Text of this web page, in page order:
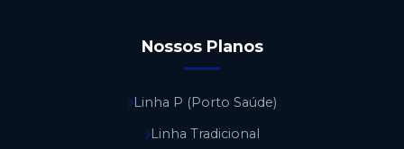
Nossos Planos
Linha P (Porto Saúde)
Linha Tradicional